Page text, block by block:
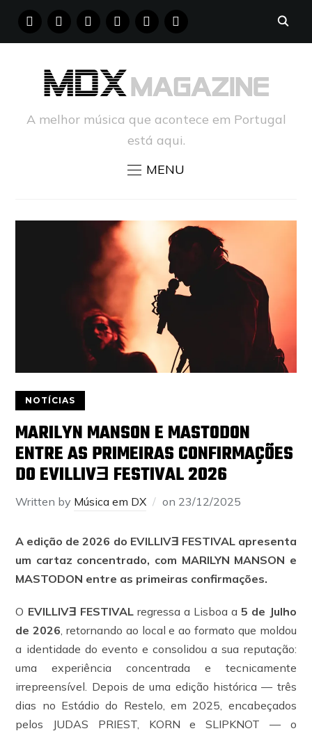
FACEBOOKINSTAGRAM
YOUTUBE PINTERESTTUMBLR
A melhor música que acontece em Portugal
está aqui.
MENU
NOTÍCIAS
MARILYN MANSON E MASTODON
ENTRE AS PRIMEIRAS CONFIRMAÇÕES
DO EVILLIVƎ FESTIVAL 2026
Written by Música em DX on 23/12/2025
A edição de 2026 do EVILLIVƎ FESTIVAL apresenta
um cartaz concentrado, com MARILYN MANSON e
MASTODON entre as primeiras confirmações.
O EVILLIVƎ FESTIVALregressa a Lisboa a5 de Julho
de 2026 , retornando ao local e ao formato que moldou
a identidade do evento e consolidou a sua reputação:
uma experiência concentrada e tecnicamente
irrepreensível. Depois de uma edição histórica — três
dias no Estádio do Restelo, em 2025, encabeçados
pelos JUDAS PRIEST, KORN e SLIPKNOT — o